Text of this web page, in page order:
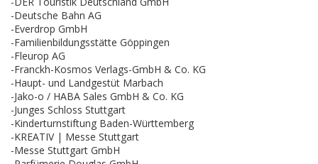
-Deutsche Bahn AG
-Everdrop GmbH
-Familienbildungsstätte Göppingen
-Fleurop AG
-Franckh-Kosmos Verlags-GmbH & Co. KG
-Haupt- und Landgestüt Marbach
-Jako-o / HABA Sales GmbH & Co. KG
-Junges Schloss Stuttgart
-Kinderturnstiftung Baden-Württemberg
-KREATIV | Messe Stuttgart
-Messe Stuttgart GmbH